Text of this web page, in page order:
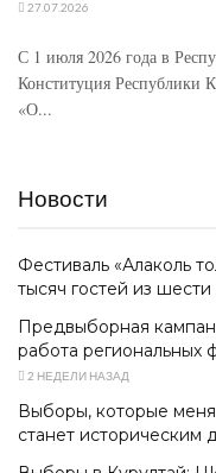
27.07.2026
С 1 июля 2026 года в
Конституция Республики
«О...
Новости
Фестиваль «Алаколь
тысяч гостей из шести
Предвыборная
работа региональных
2 НЕДЕЛИ НАЗАД
Выборы, которые
станет историческим